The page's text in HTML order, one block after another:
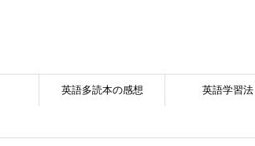
英語多読本の感想 英語学習法